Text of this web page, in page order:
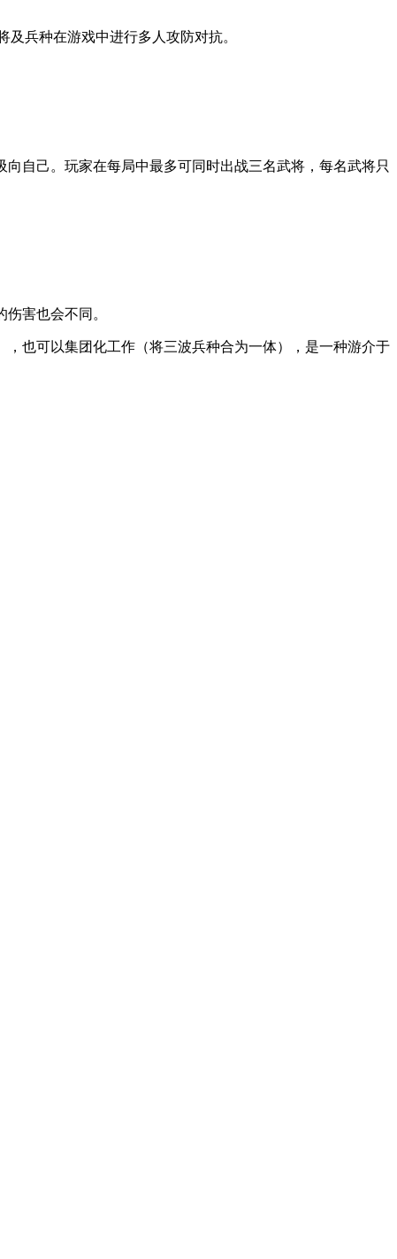
兵种在游戏中进行多人攻防对抗。
自己。玩家在每局中最多可同时出战三名武将，每名武将只
害也会不同。
也可以集团化工作（将三波兵种合为一体），是一种游介于